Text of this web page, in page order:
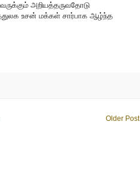
அறியத்தருவதோடு
உசன் மக்கள் சார்பாக ஆழ்ந்த
Older Post